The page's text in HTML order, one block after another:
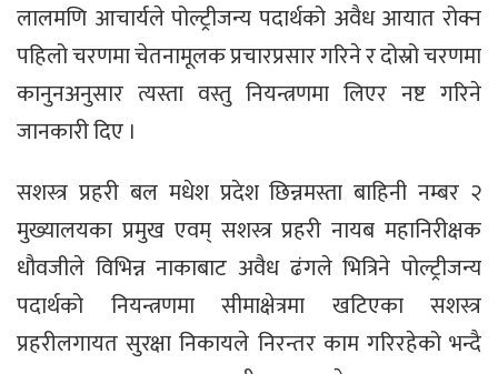
लालमणि आचार्यले पोल्ट्रीजन्य पदार्थको अवैध आयात रोक्न
पहिलो चरणमा चेतनामूलक प्रचारप्रसार गरिने र दोस्रो चरणमा
कानुनअनुसार त्यस्ता वस्तु नियन्त्रणमा लिएर नष्ट गरिने
जानकारी दिए ।
सशस्त्र प्रहरी बल मधेश प्रदेश छिन्नमस्ता बाहिनी नम्बर २
मुख्यालयका प्रमुख एवम् सशस्त्र प्रहरी नायब महानिरीक्षक
धौवजीले विभिन्न नाकाबाट अवैध ढंगले भित्रिने पोल्ट्रीजन्य
पदार्थको नियन्त्रणमा सीमाक्षेत्रमा खटिएका सशस्त्र
प्रहरीलगायत सुरक्षा निकायले निरन्तर काम गरिरहेको भन्दै